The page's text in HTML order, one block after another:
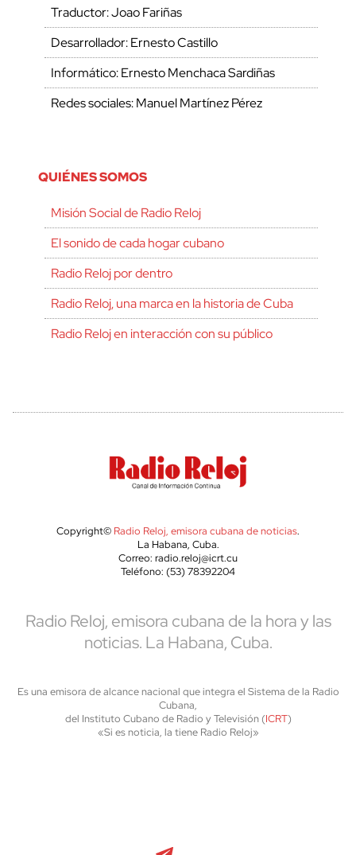
Traductor: Joao Fariñas
Desarrollador: Ernesto Castillo
Informático: Ernesto Menchaca Sardiñas
Redes sociales: Manuel Martínez Pérez
QUIÉNES SOMOS
Misión Social de Radio Reloj
El sonido de cada hogar cubano
Radio Reloj por dentro
Radio Reloj, una marca en la historia de Cuba
Radio Reloj en interacción con su público
Copyright© Radio Reloj, emisora cubana de noticias.
La Habana, Cuba.
Correo: radio.reloj@icrt.cu
Teléfono: (53) 78392204
Radio Reloj, emisora cubana de la hora y las
noticias. La Habana, Cuba.
Es una emisora de alcance nacional que integra el Sistema de la Radio
Cubana,
del Instituto Cubano de Radio y Televisión (ICRT)
«Si es noticia, la tiene Radio Reloj»